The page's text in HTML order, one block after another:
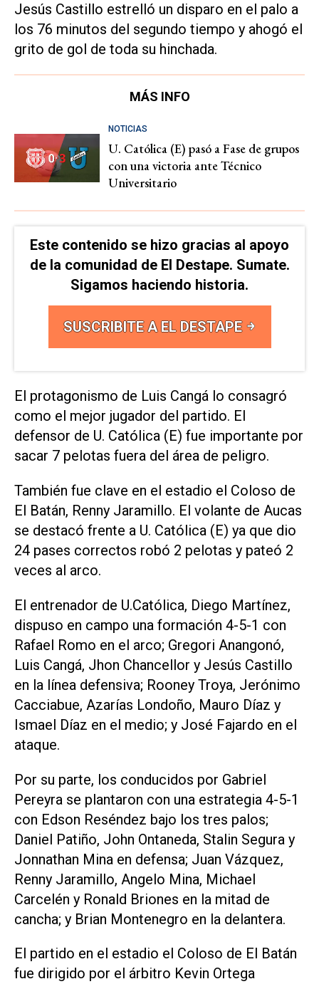
Jesús Castillo estrelló un disparo en el palo a
los 76 minutos del segundo tiempo y ahogó el
grito de gol de toda su hinchada.
MÁS INFO
NOTICIAS
U. Católica (E) pasó a Fase de grupos
con una victoria ante Técnico
Universitario
Este contenido se hizo gracias al apoyo
de la comunidad de El Destape. Sumate.
Sigamos haciendo historia.
SUSCRIBITE A EL DESTAPE
El protagonismo de Luis Cangá lo consagró
como el mejor jugador del partido. El
defensor de U. Católica (E) fue importante por
sacar 7 pelotas fuera del área de peligro.
También fue clave en el estadio el Coloso de
El Batán, Renny Jaramillo. El volante de Aucas
se destacó frente a U. Católica (E) ya que dio
24 pases correctos robó 2 pelotas y pateó 2
veces al arco.
El entrenador de U.Católica, Diego Martínez,
dispuso en campo una formación 4-5-1 con
Rafael Romo en el arco; Gregori Anangonó,
Luis Cangá, Jhon Chancellor y Jesús Castillo
en la línea defensiva; Rooney Troya, Jerónimo
Cacciabue, Azarías Londoño, Mauro Díaz y
Ismael Díaz en el medio; y José Fajardo en el
ataque.
Por su parte, los conducidos por Gabriel
Pereyra se plantaron con una estrategia 4-5-1
con Edson Reséndez bajo los tres palos;
Daniel Patiño, John Ontaneda, Stalin Segura y
Jonnathan Mina en defensa; Juan Vázquez,
Renny Jaramillo, Angelo Mina, Michael
Carcelén y Ronald Briones en la mitad de
cancha; y Brian Montenegro en la delantera.
El partido en el estadio el Coloso de El Batán
fue dirigido por el árbitro Kevin Ortega